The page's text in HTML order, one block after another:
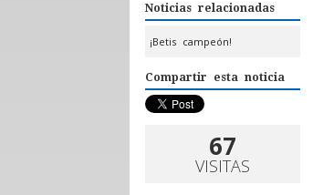
Noticias relacionadas
¡Betis campeón!
Compartir esta noticia
67
VISITAS